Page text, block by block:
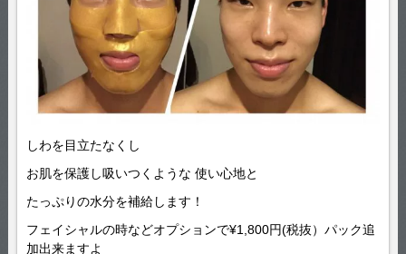
しわを目立たなくし
お肌を保護し吸いつくような 使い心地と
たっぷりの水分を補給します！
フェイシャルの時などオプションで¥1,800円(税抜）パック追
加出来ますよ